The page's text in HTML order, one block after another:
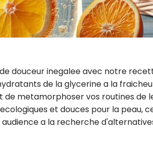
> Voir tout
Objet
Autre
> Voir
Bombe de bain
Autre
> Voir tout
douceur inegalee avec notre
de la glycerine a la
metamorphoser vos routines de
et douces pour la peau,
a la recherche